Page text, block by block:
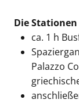
Die
ca. 1 h
Palazzo